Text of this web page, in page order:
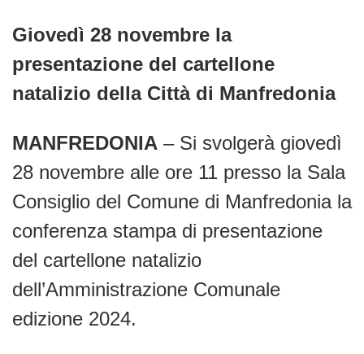
Giovedì 28 novembre la
presentazione del cartellone
natalizio della Città di Manfredonia
MANFREDONIA – Si svolgerà giovedì
28 novembre alle ore 11 presso la Sala
Consiglio del Comune di Manfredonia la
conferenza stampa di presentazione
del cartellone natalizio
dell’Amministrazione Comunale
edizione 2024.